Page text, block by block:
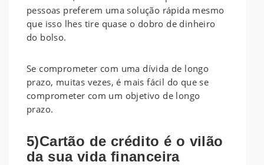
pessoas preferem uma solução rápida mesmo
que isso lhes tire quase o dobro de dinheiro
do bolso.
Se comprometer com uma dívida de longo
prazo, muitas vezes, é mais fácil do que se
comprometer com um objetivo de longo
prazo.
5)Cartão de crédito é o vilão
da sua vida financeira